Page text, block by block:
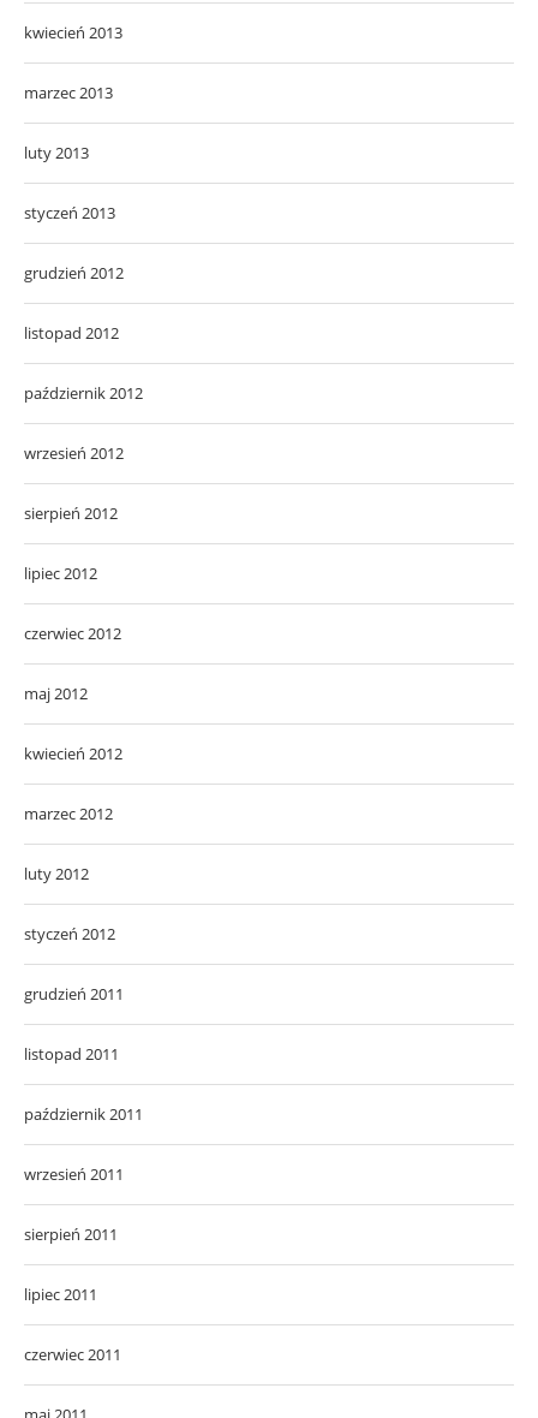
kwiecień 2013
marzec 2013
luty 2013
styczeń 2013
grudzień 2012
listopad 2012
październik 2012
wrzesień 2012
sierpień 2012
lipiec 2012
czerwiec 2012
maj 2012
kwiecień 2012
marzec 2012
luty 2012
styczeń 2012
grudzień 2011
listopad 2011
październik 2011
wrzesień 2011
sierpień 2011
lipiec 2011
czerwiec 2011